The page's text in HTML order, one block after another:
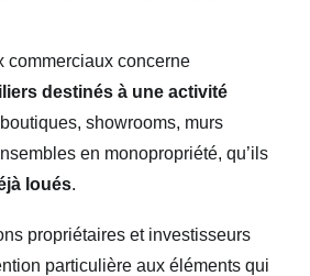
commerciaux concerne
destinés à une activité
showrooms, murs
en monopropriété, qu’ils
loués.
propriétaires et investisseurs
particulière aux éléments qui